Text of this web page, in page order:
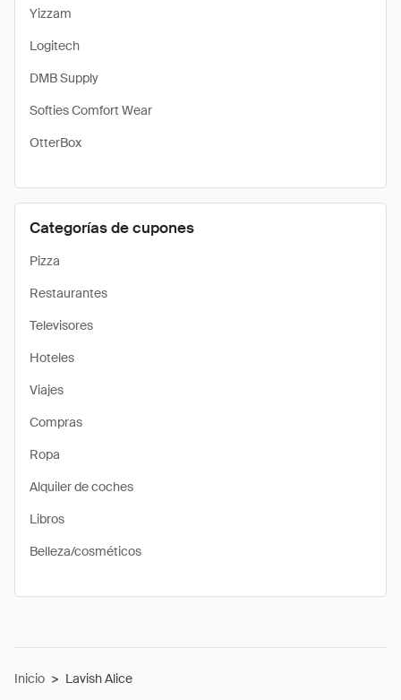
Yizzam
Logitech
DMB Supply
Softies Comfort Wear
OtterBox
Categorías de cupones
Pizza
Restaurantes
Televisores
Hoteles
Viajes
Compras
Ropa
Alquiler de coches
Libros
Belleza/cosméticos
Inicio > Lavish Alice